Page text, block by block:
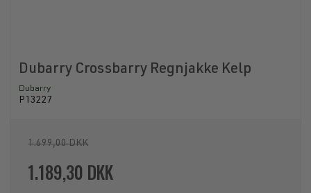
Dubarry Crossbarry Regnjakke Kelp
Dubarry
P13227
1.699,00 DKK
1.189,30 DKK